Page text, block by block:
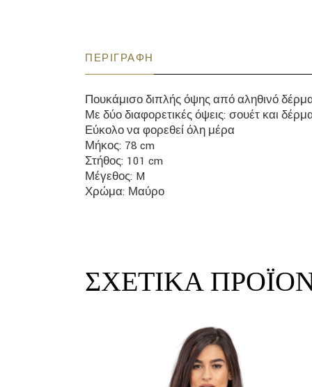
ΠΕΡΙΓΡΑΦΉ
Πουκάμισο διπλής όψης από αληθινό
Με δύο διαφορετικές όψεις: σουέτ και
Εύκολο να φορεθεί όλη μέρα
Μήκος: 78 cm
Στήθος: 101 cm
Μέγεθος: M
Χρώμα: Μαύρο
ΣΧΕΤΙΚΆ